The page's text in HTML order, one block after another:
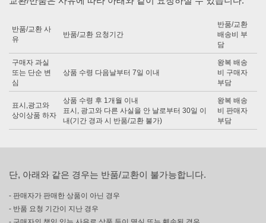
반품/교환 사
유
반품/교환 요청기간
반품/교환
배송비 부
담
구매자 과실
또는 단순 변
심
상품 수령 다음날부터 7일 이내
왕복 배송
비 구매자
부담
표시,광고와
상이상품 하자
상품 수령 후 1개월 이내
표시, 광고와 다른 사실을 안 날로부터 30일 이
내(기간 경과 시 반품/교환 불가)
왕복 배송
비 판매자
부담
단, 아래와 같은 경우는 반품/교환이 불가능합니다.
- 판매자가 판매한 상품이 아닌 경우
- 반품 요청 기간이 지난 경우